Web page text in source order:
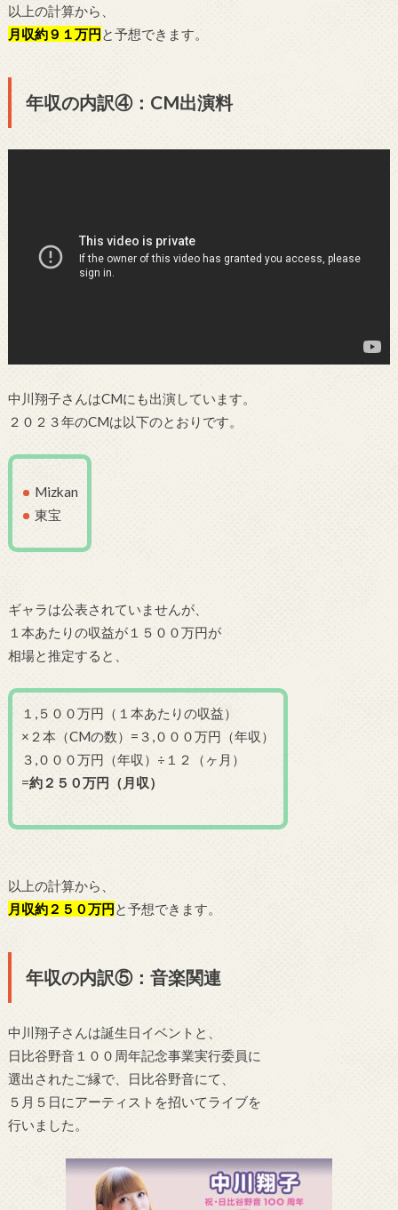
以上の計算から、
月収約９１万円と予想できます。
年収の内訳④：CM出演料
中川翔子さんはCMにも出演しています。
２０２３年のCMは以下のとおりです。
Mizkan
東宝
ギャラは公表されていませんが、
１本あたりの収益が１５００万円が
相場と推定すると、
１,５００万円（１本あたりの収益）
×２本（CMの数）=３,０００万円（年収）
３,０００万円（年収）÷１２（ヶ月）
=約２５０万円（月収）
以上の計算から、
月収約２５０万円と予想できます。
年収の内訳⑤：音楽関連
中川翔子さんは誕生日イベントと、
日比谷野音１００周年記念事業実行委員に
選出されたご縁で、日比谷野音にて、
５月５日にアーティストを招いてライブを
行いました。